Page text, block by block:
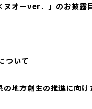
ヌオーver．」のお披露
ついて
地方創生の推進に向